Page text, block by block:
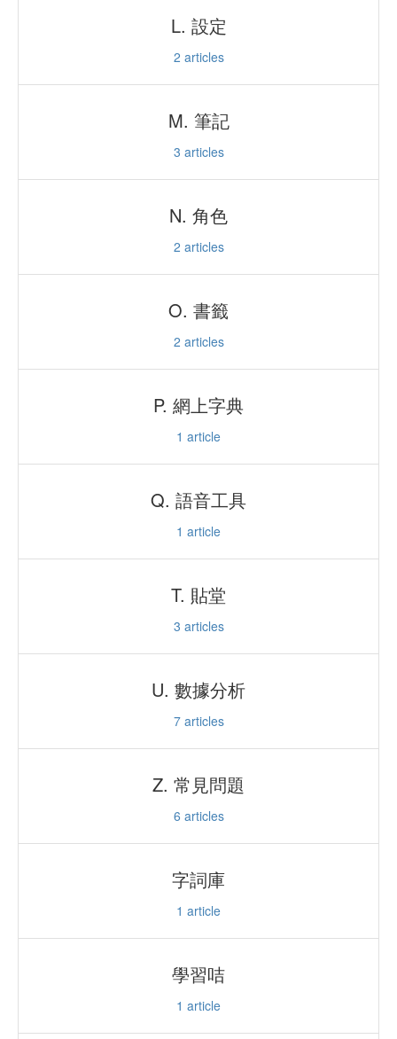
L. 設定
2 articles
M. 筆記
3 articles
N. 角色
2 articles
O. 書籤
2 articles
P. 網上字典
1 article
Q. 語音工具
1 article
T. 貼堂
3 articles
U. 數據分析
7articles
Z. 常見問題
6 articles
字詞庫
1 article
學習咭
1 article